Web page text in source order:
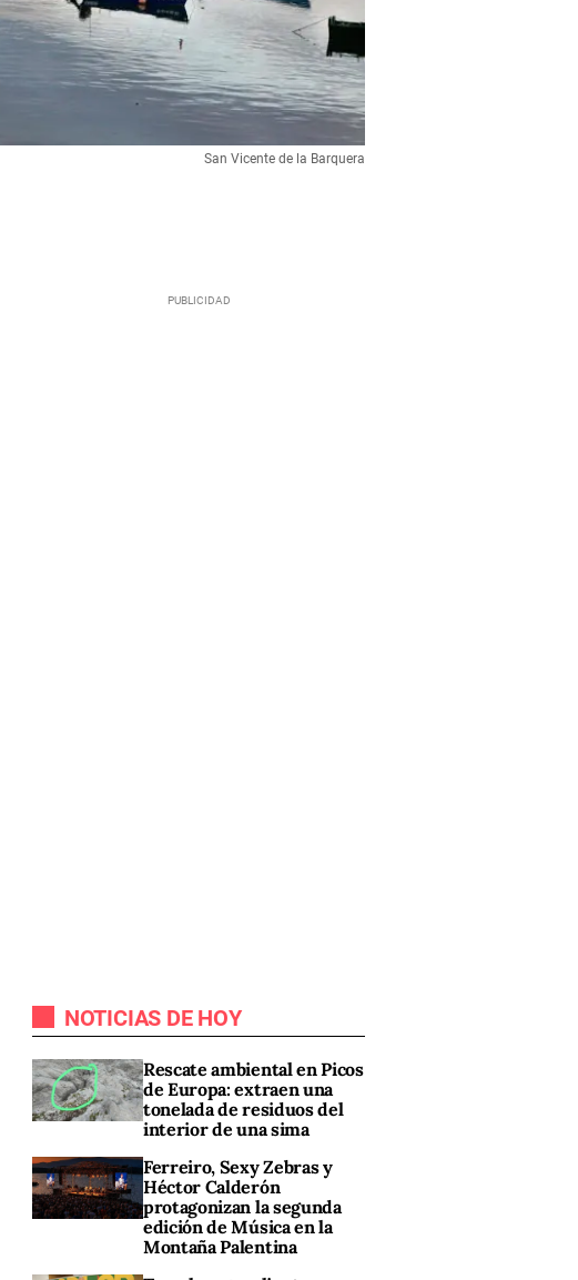
San Vicente de la Barquera
NOTICIAS DE HOY
Rescate ambiental en Picos
de Europa: extraen una
tonelada de residuos del
interior de una sima
Ferreiro, Sexy Zebras y
Héctor Calderón
protagonizan la segunda
edición de Música en la
Montaña Palentina